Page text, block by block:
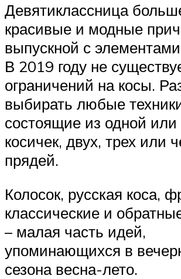
Девятиклассница
красивые и модные
выпускной с
В 2019 году не
ограничений на косы.
выбирать любые
состоящие из одной или
косичек, двух, трех или
прядей.
Колосок, русская коса,
классические и
– малая часть идей,
упоминающихся в
сезона весна-лето.